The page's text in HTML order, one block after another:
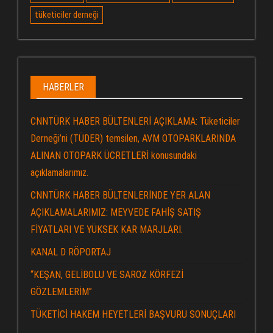
tüketiciler derneği
HABERLER
CNNTÜRK HABER BÜLTENLERİ AÇIKLAMA: Tüketiciler
Derneği’ni (TÜDER) temsilen, AVM OTOPARKLARINDA
ALINAN OTOPARK ÜCRETLERİ konusundaki
açıklamalarımız.
CNNTÜRK HABER BÜLTENLERİNDE YER ALAN
AÇIKLAMALARIMIZ: MEYVEDE FAHİŞ SATIŞ
FİYATLARI VE YÜKSEK KAR MARJLARI.
KANAL D RÖPORTAJ
“KEŞAN, GELİBOLU VE SAROZ KÖRFEZİ
GÖZLEMLERİM”
TÜKETİCİ HAKEM HEYETLERİ BAŞVURU SONUÇLARI